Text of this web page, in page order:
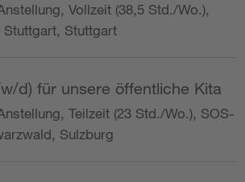
Vollzeit (38,5 Std./Wo.),
Stuttgart
d) für unsere öffentliche Kita
Teilzeit (23 Std./Wo.), SOS-
Sulzburg